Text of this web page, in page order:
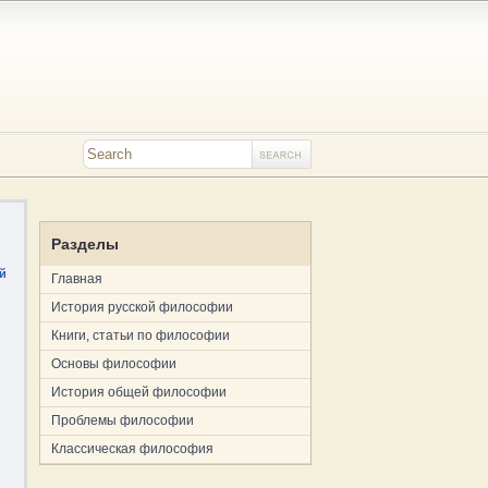
Разделы
Главная
История русской философии
Книги, статьи по философии
Основы философии
История общей философии
Проблемы философии
Классическая философия